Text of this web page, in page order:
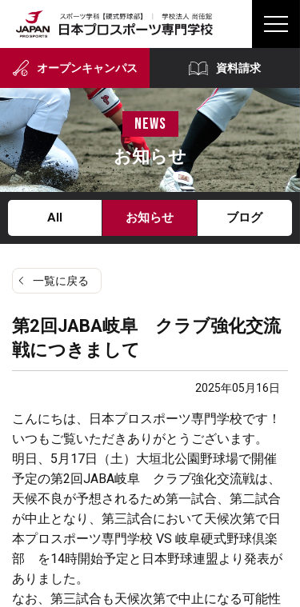
オープンキャンパス 資料請求
news
お知らせ
All お知らせ ブログ
一覧に戻る
第2回JABA岐阜 クラブ強化交流
戦につきまして
2025年05月16日
こんにちは、日本プロスポーツ専門学校です！
いつもご覧いただきありがとうございます。
明日、5月17日（土）大垣北公園野球場で開催
予定の第2回JABA岐阜 クラブ強化交流戦は、
天候不良が予想されるため第一試合、第二試合
が中止となり、第三試合において天候次第で日
本プロスポーツ専門学校 VS 岐阜硬式野球倶楽
部 を14時開始予定と日本野球連盟より発表が
ありました。
なお、第三試合も天候次第で中止になる可能性